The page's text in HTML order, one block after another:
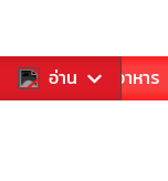
อ่าน
การเพลง อาหาร